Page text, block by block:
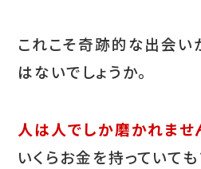
これこそ奇跡的な出会い
はないでしょうか。
人は人でしか磨かれませ
いくらお金を持っていて